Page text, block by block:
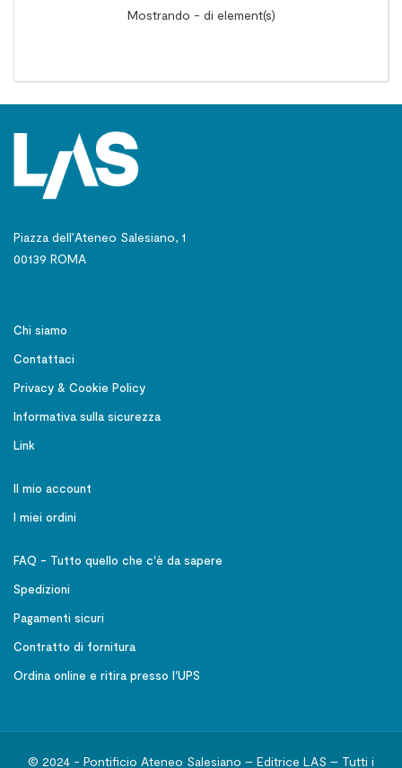
Mostrando - di element(s)
Piazza dell’Ateneo Salesiano, 1
00139 ROMA
Chi siamo
Contattaci
Privacy & Cookie Policy
Informativa sulla sicurezza
Link
Il mio account
I miei ordini
FAQ - Tutto quello che c'è da sapere
Spedizioni
Pagamenti sicuri
Contratto di fornitura
Ordina online e ritira presso l'UPS
© 2024 - Pontificio Ateneo Salesiano – Editrice LAS – Tutti i